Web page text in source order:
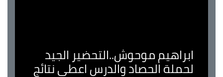
ابراهيم موحوش..التحضير الجيد
لحملة الحصاد والدرس اعطى نتائج